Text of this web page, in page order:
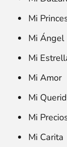
Mi
Mi Ángel
Mi
Mi Amor
Mi
Mi
Mi Carita